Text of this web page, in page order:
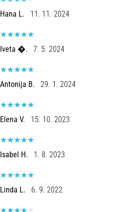
Hana L. 11. 11. 2024
Iveta �. 7. 5. 2024
Antonija B. 29. 1. 2024
Elena V. 15. 10. 2023
Isabel H. 1. 8. 2023
Linda L. 6. 9. 2022